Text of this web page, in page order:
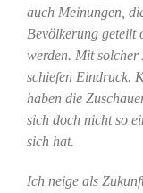
auch Meinungen,
Bevölkerung geteilt
werden. Mit solcher
schiefen Eindruck.
haben die
sich doch nicht so
sich hat.
Ich neige als